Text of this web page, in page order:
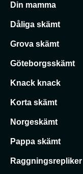
Din mamma
Dåliga skämt
Grova skämt
Göteborgsskämt
Knack knack
Korta skämt
Norgeskämt
Pappa skämt
Raggningsrepliker